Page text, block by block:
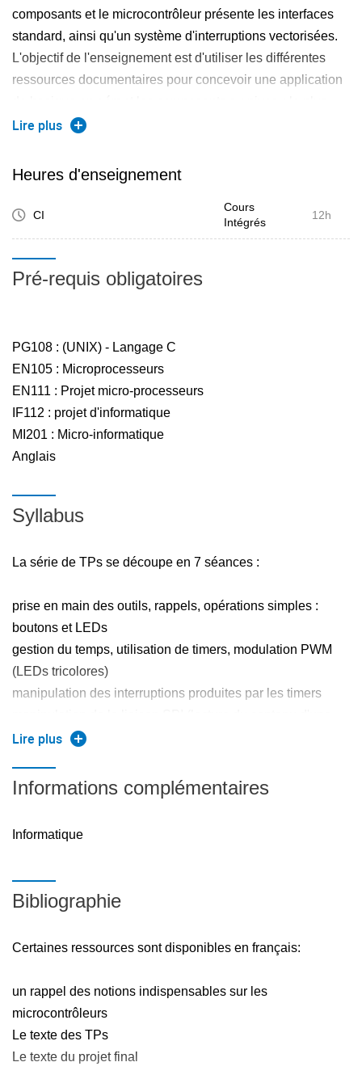
composants et le microcontrôleur présente les interfaces
standard, ainsi qu'un système d'interruptions vectorisées.
L'objectif de l'enseignement est d'utiliser les différentes
ressources documentaires pour concevoir une application
bas.
source de documentation est constituée par les documents
ces documents fait partie intégrante de l'enseignement.
Lire plus
Heures d'enseignement
CI
Cours
Intégrés
12h
Pré-requis obligatoires
PG108 : (UNIX) - Langage C
EN105 : Microprocesseurs
EN111 : Projet micro-processeurs
IF112 : projet d'informatique
MI201 : Micro-informatique
Anglais
Syllabus
La série de TPs se découpe en 7 séances :
prise en main des outils, rappels, opérations simples :
boutons et LEDs
gestion du temps, utilisation de timers, modulation PWM
(LEDs tricolores)
manipulation des interruptions produites par les timers
mémoire Flash externe)
Projet : lecture d'un fichier audio : restitution sonore par
Lire plus
Informations complémentaires
Informatique
Bibliographie
Certaines ressources sont disponibles en français:
un rappel des notions indispensables sur les
microcontrôleurs
Le texte des TPs
Le texte du projet final